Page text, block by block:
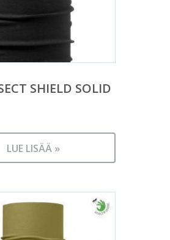
SHIELD SOLID
LUE LISÄÄ »